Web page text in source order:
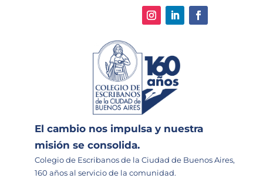
El cambio nos impulsa y nuestra
misión se consolida.
Colegio de Escribanos de la Ciudad de Buenos Aires,
160 años al servicio de la comunidad.